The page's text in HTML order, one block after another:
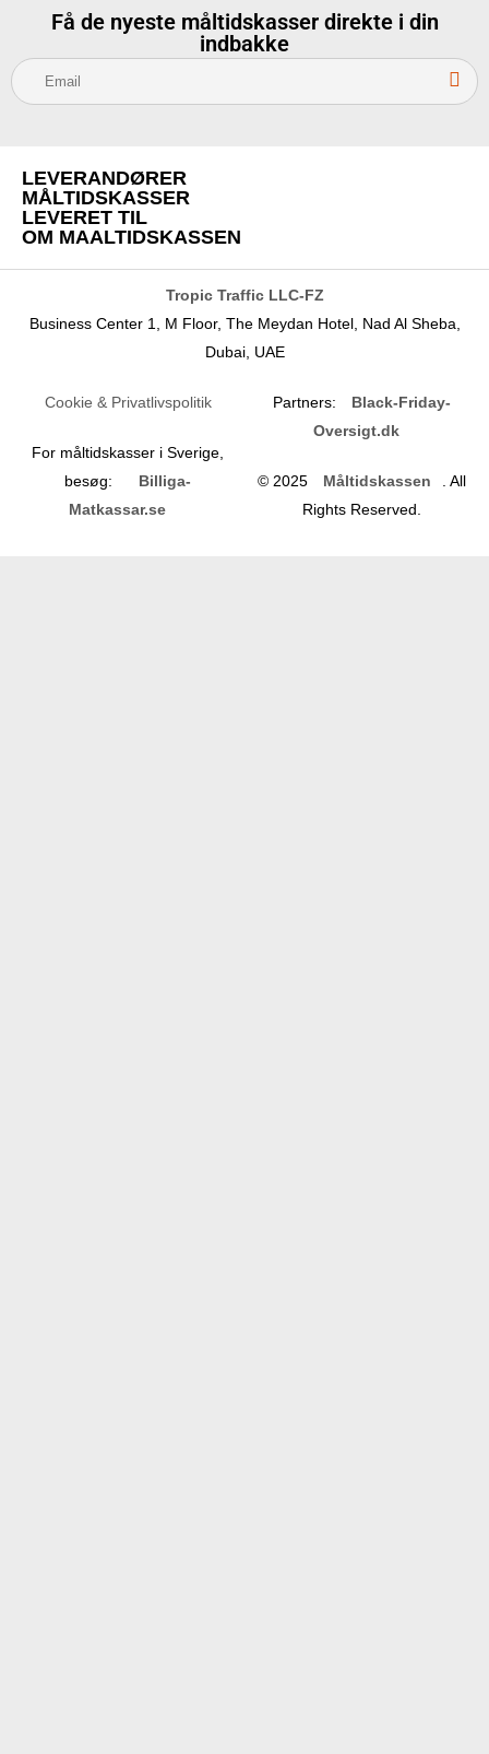
Få de nyeste måltidskasser direkte i din
indbakke
S
LEVERANDØRER
MÅLTIDSKASSER
LEVERET TIL
OM MAALTIDSKASSEN
Tropic Traffic LLC-FZ
Business Center 1, M Floor, The Meydan Hotel, Nad Al Sheba,
Dubai, UAE
Cookie & Privatlivspolitik
For måltidskasser i Sverige,
besøg:
Billiga-
Matkassar.se
Partners:
Black-Friday-
Oversigt.dk
© 2025 Måltidskassen
. All
Rights Reserved.